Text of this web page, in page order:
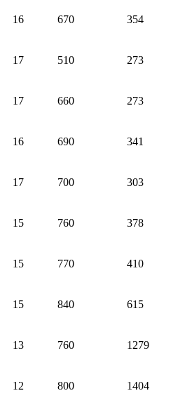
16 670 354
17 510 273
17 660 273
16 690 341
17 700 303
15 760 378
15 770 410
15 840 615
13 760 1279
12 800 1404